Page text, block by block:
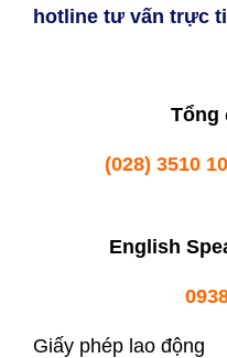
hotline tư vấn trực
Tổng
(028) 3510
English
Giấy phép lao động